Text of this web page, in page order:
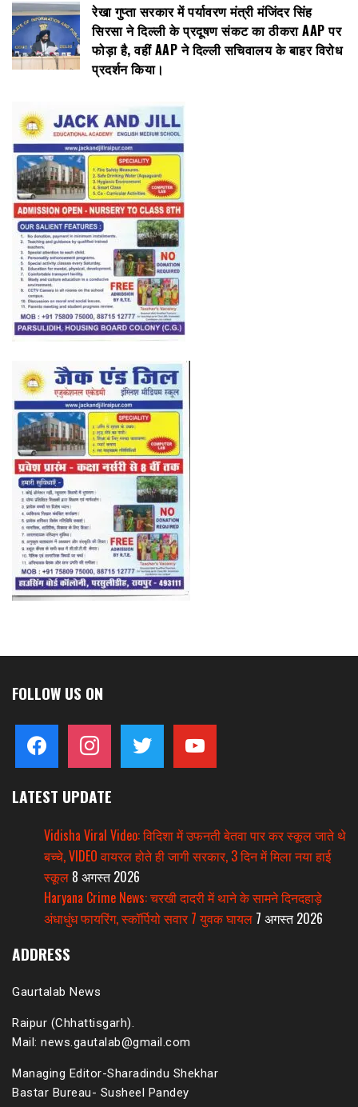
रेखा गुप्ता सरकार में पर्यावरण मंत्री मंजिंदर सिंह
सिरसा ने दिल्ली के प्रदूषण संकट का ठीकरा AAP पर
फोड़ा है, वहीं AAP ने दिल्ली सचिवालय के बाहर विरोध
प्रदर्शन किया।
FOLLOW US ON
facebook instagram twitter youtube
LATEST UPDATE
Vidisha Viral Video: विदिशा में उफनती बेतवा पार कर स्कूल जाते थे
बच्चे, VIDEO वायरल होते ही जागी सरकार, 3 दिन में मिला नया हाई
स्कूल 8 अगस्त 2026
Haryana Crime News: चरखी दादरी में थाने के सामने दिनदहाड़े
अंधाधुंध फायरिंग, स्कॉर्पियो सवार 7 युवक घायल 7 अगस्त 2026
ADDRESS
Gaurtalab News
Raipur (Chhattisgarh).
Mail: news.gautalab@gmail.com
Managing Editor-Sharadindu Shekhar
Bastar Bureau- Susheel Pandey